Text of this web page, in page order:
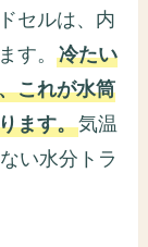
セルは、内
す。冷たい
これが水筒
ます。気温
い水分トラ